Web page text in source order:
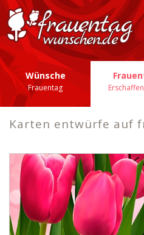
Wünsche
Frauentag
Karten entwürfe auf